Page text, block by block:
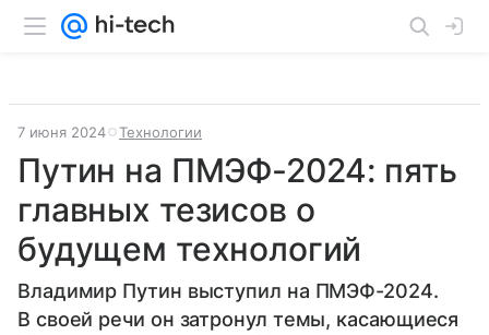
7 июня 2024 Технологии
Путин на ПМЭФ-2024: пять
главных тезисов о
будущем технологий
Владимир Путин выступил на ПМЭФ-2024.
В своей речи он затронул темы, касающиеся